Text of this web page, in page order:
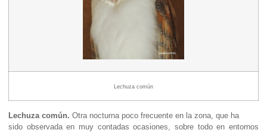
Lechuza común
Lechuza común. Otra nocturna poco frecuente en la zona, que ha
sido observada en muy contadas ocasiones, sobre todo en entornos